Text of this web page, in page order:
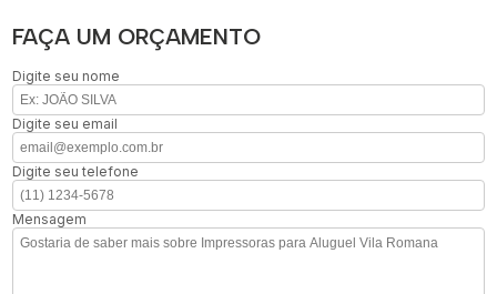
FAÇA UM ORÇAMENTO
Digite seu nome
Digite seu email
Digite seu telefone
Mensagem